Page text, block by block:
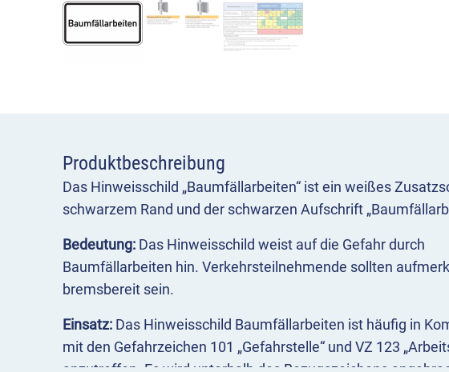
Produktbeschreibung
Das Hinweisschild „Baumfällarbeiten“ ist ein weißes
schwarzem Rand und der schwarzen Aufschrift
Bedeutung: Das Hinweisschild weist auf die Gefahr durch
Baumfällarbeiten hin. Verkehrsteilnehmende sollten
bremsbereit sein.
Einsatz: Das Hinweisschild Baumfällarbeiten ist häufig in
mit den Gefahrzeichen 101 „Gefahrstelle“ und VZ 123